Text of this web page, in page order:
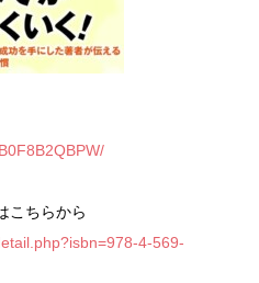
こちらから
4-569-